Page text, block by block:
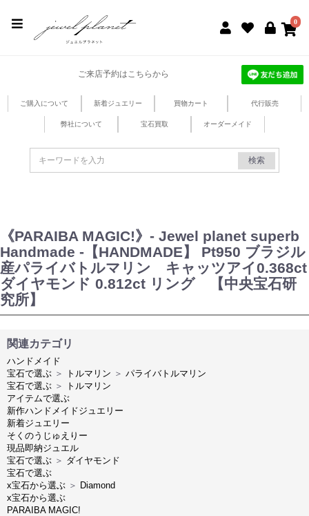
0
ご来店予約はこちらから
ご購入について 新着ジュエリー 買物カート 代行販売
弊社について 宝石買取 オーダーメイド
検索
《PARAIBA MAGIC!》- Jewel planet superb
Handmade -【HANDMADE】 Pt950 ブラジル
産パライバトルマリン キャッツアイ0.368ct
ダイヤモンド 0.812ct リング 【中央宝石研
究所】
関連カテゴリ
ハンドメイド
宝石で選ぶ ＞ トルマリン ＞ パライバトルマリン
宝石で選ぶ ＞
トルマリン
アイテムで選ぶ
新作ハンドメイドジュエリー
新着ジュエリー
そくのうじゅえりー
現品即納ジュエル
宝石で選ぶ ＞ ダイヤモンド
宝石で選ぶ
x宝石から選ぶ ＞ Diamond
x宝石から選ぶ
PARAIBA MAGIC!